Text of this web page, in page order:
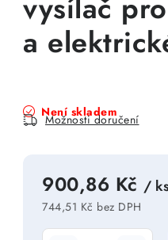
a
Není skladem
Možnosti doručení
900,86 Kč /
744,51 Kč bez DPH